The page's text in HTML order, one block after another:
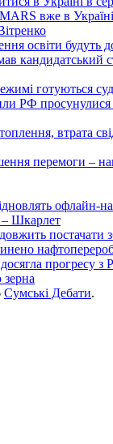
вже в Україні
освіти будуть
кандидатський
готуються
РФ
втрата
перемоги –
офлайн-
– Шкарлет
постачати
прогресу з
зерна
Сумські Дебати.